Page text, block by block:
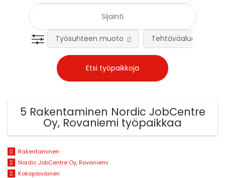
Työsuhteen muoto Tehtäväalue
5 Rakentaminen Nordic JobCentre
Oy, Rovaniemi työpaikkaa
Rakentaminen
Nordic JobCentre Oy, Rovaniemi
Kokopäiväinen